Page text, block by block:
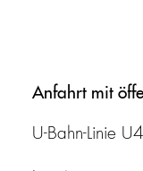
Anfahrt mit
U-Bahn-Linie U4